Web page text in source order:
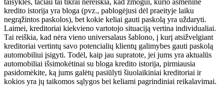
kredito istorija yra bloga (pvz., pablogėjusi dėl praeityje laiku
negrąžintos paskolos), bet kokie keliai gauti paskolą yra uždaryti.
Laimei, kreditoriai kiekvieno vartotojo situaciją vertina individualiai.
Tai reiškia, kad nėra vieno universalaus šablono, į kurį atsižvelgiant
kreditoriai vertintų savo potencialių klientų galimybes gauti paskolą
automobiliui įsigyti. Todėl, kaip jau supratote, jei jums yra aktualūs
automobiliai išsimokėtinai su bloga kredito istorija, pirmiausia
pasidomėkite, ką jums galėtų pasiūlyti šiuolaikiniai kreditoriai ir
kokios yra jų taikomos sąlygos bei keliami pagrindiniai reikalavimai.